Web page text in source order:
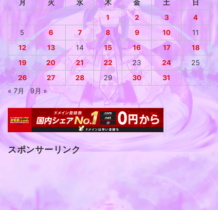
月 火 水 木 金 土
日
1
2 3
4
5
6 7 8 9 10
11
12
13 14 15 16 17
18
19
20 21 22 23 24
25
26
27 28 29 30
31
« 7月
9月 »
スポンサーリンク